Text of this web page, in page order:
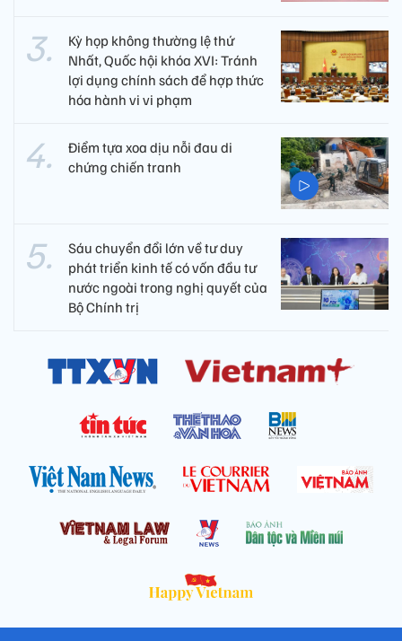
Kỳ họp không thường lệ thứ
Nhất, Quốc hội khóa XVI: Tránh
lợi dụng chính sách để hợp thức
hóa hành vi vi phạm
Điểm tựa xoa dịu nỗi đau di
chứng chiến tranh
Sáu chuyển đổi lớn về tư duy
phát triển kinh tế có vốn đầu tư
nước ngoài trong nghị quyết của
Bộ Chính trị